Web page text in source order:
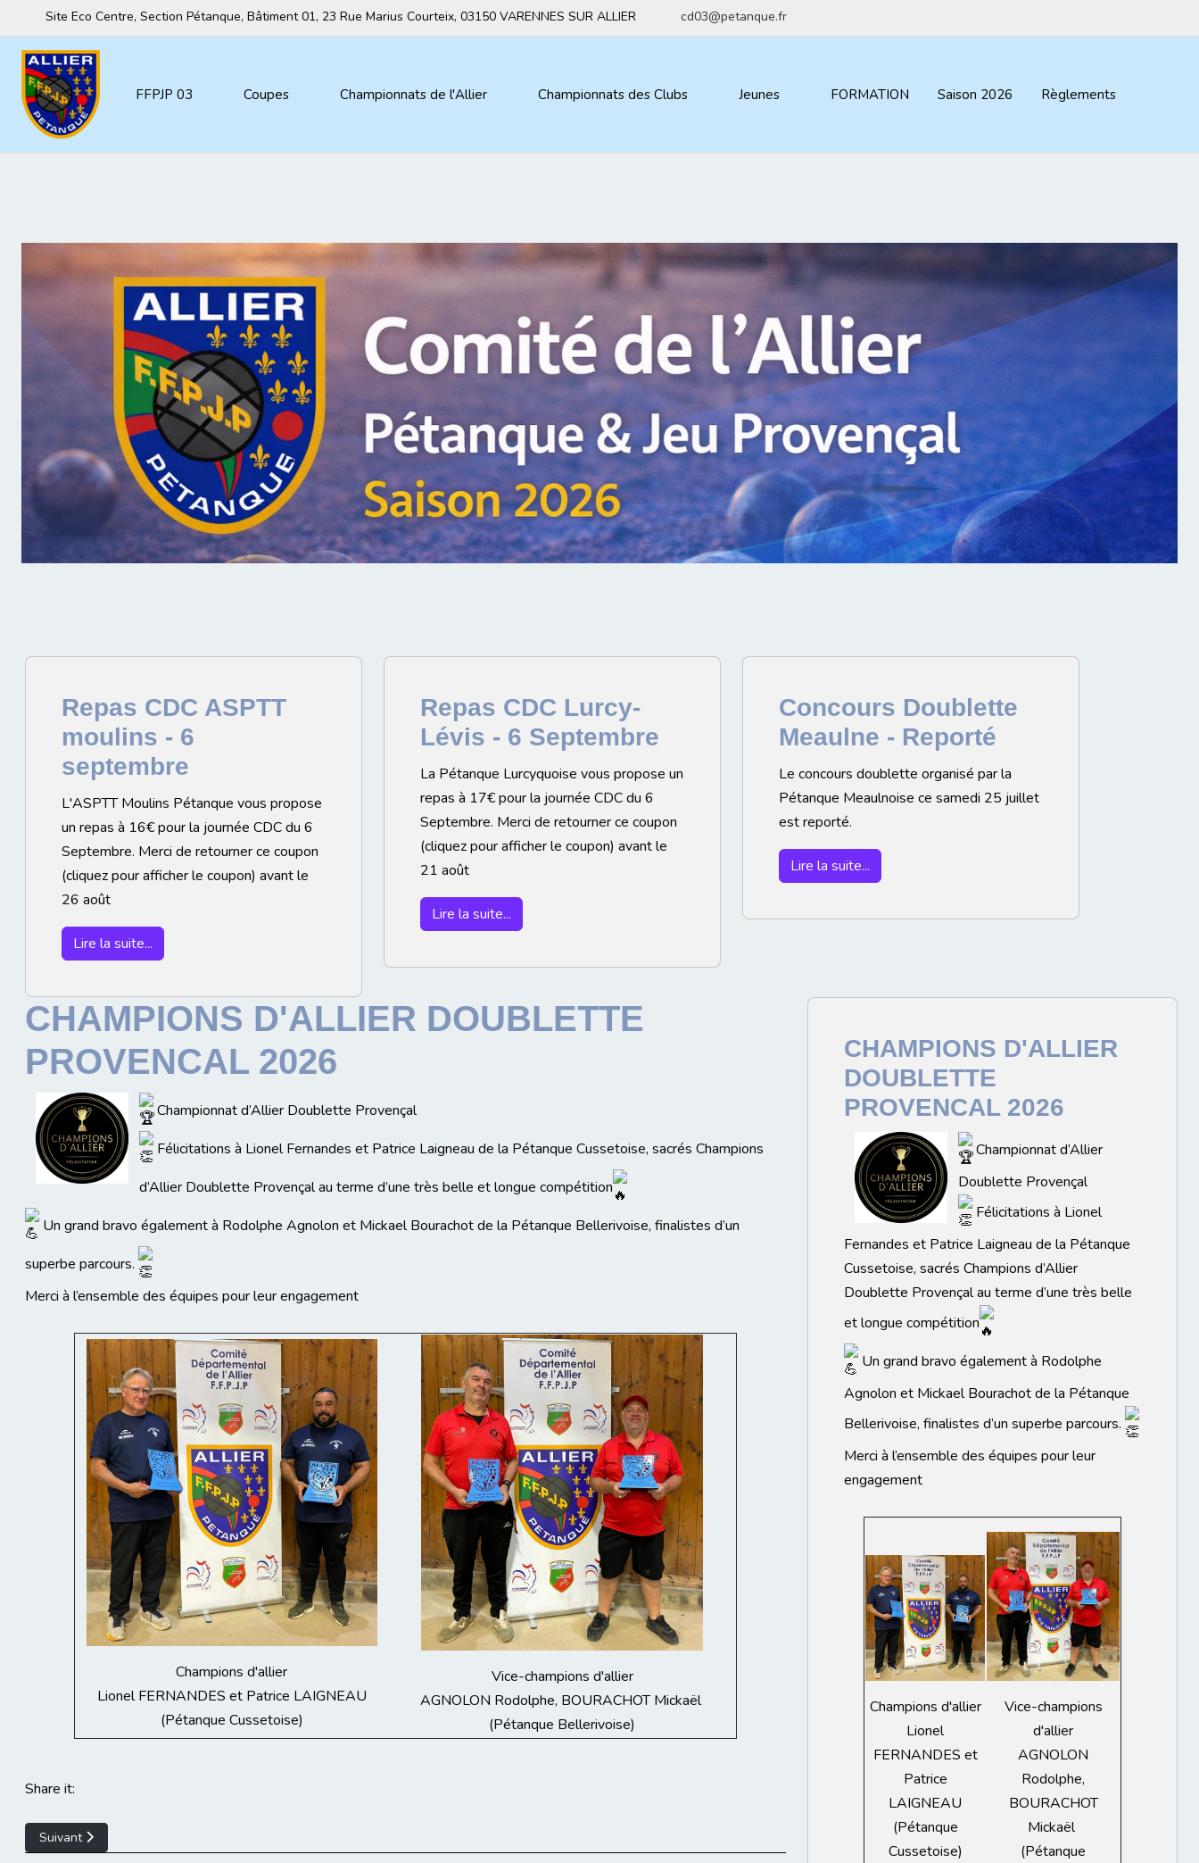
Site Eco Centre, Section Pétanque, Bâtiment 01, 23 Rue Marius Courteix, 03150 VARENNES SUR ALLIER cd03@petanque.fr
FFPJP 03 Coupes Championnats de l'Allier Championnats des Clubs Jeunes FORMATION Saison 2026 Règlements
Repas CDC ASPTT
moulins - 6
septembre
L'ASPTT Moulins Pétanque vous propose
un repas à 16€ pour la journée CDC du 6
Septembre. Merci de retourner ce coupon
(cliquez pour afficher le coupon) avant le
26 août
Lire la suite...
Repas CDC Lurcy-
Lévis - 6 Septembre
La Pétanque Lurcyquoise vous propose un
repas à 17€ pour la journée CDC du 6
Septembre. Merci de retourner ce coupon
(cliquez pour afficher le coupon) avant le
21 août
Lire la suite...
Concours Doublette
Meaulne - Reporté
Le concours doublette organisé par la
Pétanque Meaulnoise ce samedi 25 juillet
est reporté.
Lire la suite...
CHAMPIONS D'ALLIER DOUBLETTE
PROVENCAL 2026
Championnat d’Allier Doublette Provençal
Félicitations à Lionel Fernandes et Patrice Laigneau de la Pétanque Cussetoise, sacrés Champions
d’Allier Doublette Provençal au terme d’une très belle et longue compétition
Un grand bravo également à Rodolphe Agnolon et Mickael Bourachot de la Pétanque Bellerivoise, finalistes d’un
superbe parcours.
Merci à l’ensemble des équipes pour leur engagement
Champions d'allier
Lionel FERNANDES et Patrice LAIGNEAU
(Pétanque Cussetoise)
Vice-champions d'allier
AGNOLON Rodolphe, BOURACHOT Mickaël
(Pétanque Bellerivoise)
Share it:
Article suivant : Résultats Championnat d'Allier Triplette Mixte
Suivant
CHAMPIONS D'ALLIER
DOUBLETTE
PROVENCAL 2026
Championnat d’Allier
Doublette Provençal
Félicitations à Lionel
Fernandes et Patrice Laigneau de la Pétanque
Cussetoise, sacrés Champions d’Allier
Doublette Provençal au terme d’une très belle
et longue compétition
Un grand bravo également à Rodolphe
Agnolon et Mickael Bourachot de la Pétanque
Bellerivoise, finalistes d’un superbe parcours.
Merci à l’ensemble des équipes pour leur
engagement
Champions d'allier
Lionel
FERNANDES et
Patrice
LAIGNEAU
(Pétanque
Cussetoise)
Vice-champions
d'allier
AGNOLON
Rodolphe,
BOURACHOT
Mickaël
(Pétanque